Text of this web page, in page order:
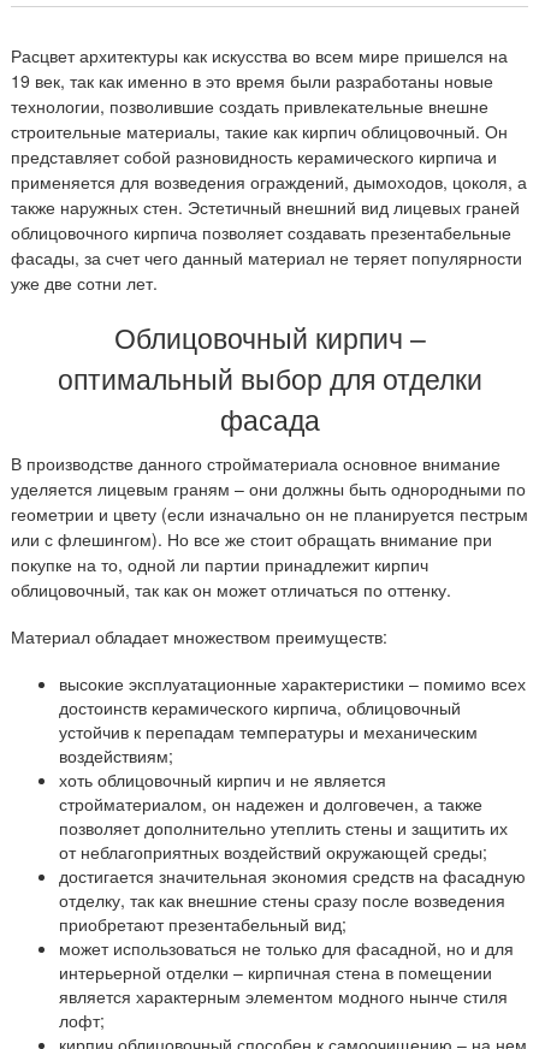
Расцвет архитектуры как искусства во всем мире пришелся на
19 век, так как именно в это время были разработаны новые
технологии, позволившие создать привлекательные внешне
строительные материалы, такие как кирпич облицовочный. Он
представляет собой разновидность керамического кирпича и
применяется для возведения ограждений, дымоходов, цоколя, а
также наружных стен. Эстетичный внешний вид лицевых граней
облицовочного кирпича позволяет создавать презентабельные
фасады, за счет чего данный материал не теряет популярности
уже две сотни лет.
Облицовочный кирпич –
оптимальный выбор для отделки
фасада
В производстве данного стройматериала основное внимание
уделяется лицевым граням – они должны быть однородными по
геометрии и цвету (если изначально он не планируется пестрым
или с флешингом). Но все же стоит обращать внимание при
покупке на то, одной ли партии принадлежит кирпич
облицовочный, так как он может отличаться по оттенку.
Материал обладает множеством преимуществ:
высокие эксплуатационные характеристики – помимо всех
достоинств керамического кирпича, облицовочный
устойчив к перепадам температуры и механическим
воздействиям;
хоть облицовочный кирпич и не является
стройматериалом, он надежен и долговечен, а также
позволяет дополнительно утеплить стены и защитить их
от неблагоприятных воздействий окружающей среды;
достигается значительная экономия средств на фасадную
отделку, так как внешние стены сразу после возведения
приобретают презентабельный вид;
может использоваться не только для фасадной, но и для
интерьерной отделки – кирпичная стена в помещении
является характерным элементом модного нынче стиля
лофт;
кирпич облицовочный способен к самоочищению – на нем